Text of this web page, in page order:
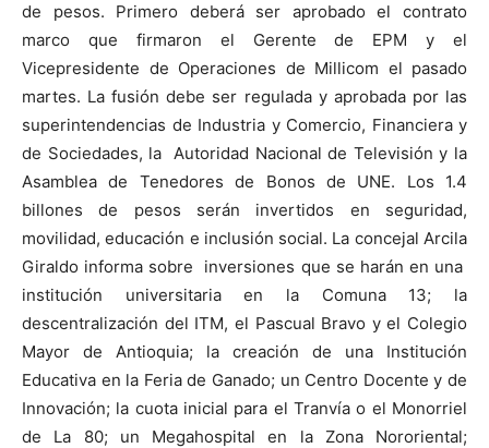
de pesos. Primero deberá ser aprobado el contrato
marco que firmaron el Gerente de EPM y el
Vicepresidente de Operaciones de Millicom el pasado
martes. La fusión debe ser regulada y aprobada por las
superintendencias de Industria y Comercio, Financiera y
de Sociedades, la Autoridad Nacional de Televisión y la
Asamblea de Tenedores de Bonos de UNE. Los 1.4
billones de pesos serán invertidos en seguridad,
movilidad, educación e inclusión social. La concejal Arcila
Giraldo informa sobre inversiones que se harán en una
institución universitaria en la Comuna 13; la
descentralización del ITM, el Pascual Bravo y el Colegio
Mayor de Antioquia; la creación de una Institución
Educativa en la Feria de Ganado; un Centro Docente y de
Innovación; la cuota inicial para el Tranvía o el Monorriel
de La 80; un Megahospital en la Zona Nororiental;